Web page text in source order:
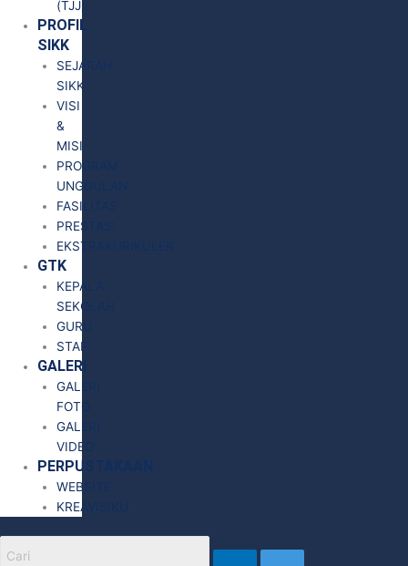
(TJJ)
PROFIL
SIKK
SEJARAH
SIKK
VISI
&
MISI
PROGRAM
UNGGULAN
FASILITAS
PRESTASI
EKSTRAKURIKULER
GTK
KEPALA
SEKOLAH
GURU
STAF
GALERI
GALERI
FOTO
GALERI
VIDEO
PERPUSTAKAAN
WEBSITE
KREAVISIKU